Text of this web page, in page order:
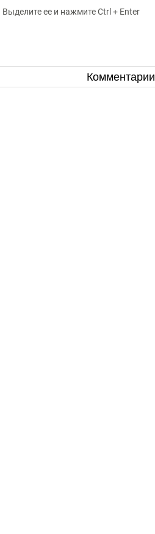
ее и нажмите Ctrl + Enter
Комментарии